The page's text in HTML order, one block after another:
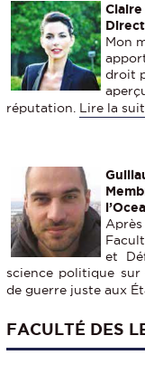
Claire
Mon
droit
réputation. Lire la
et
science politique
de guerre juste aux
FACULTÉ DES